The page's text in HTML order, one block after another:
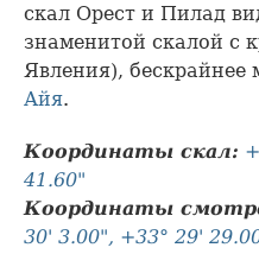
скал Орест и Пилад
знаменитой скалой с
Явления),
Айя.
Координаты скал:
41.60"
Координаты
30' 3.00", +33° 29'